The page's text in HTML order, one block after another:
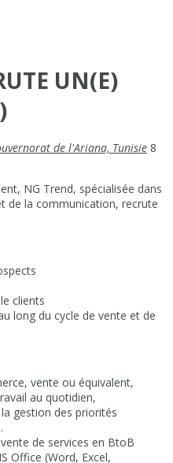
UN(E)
de l'Ariana, Tunisie 8
NG Trend, spécialisée dans
de la communication, recrute
clients
long du cycle de vente et de
vente ou équivalent,
au quotidien,
gestion des priorités
de services en BtoB
Office (Word, Excel,